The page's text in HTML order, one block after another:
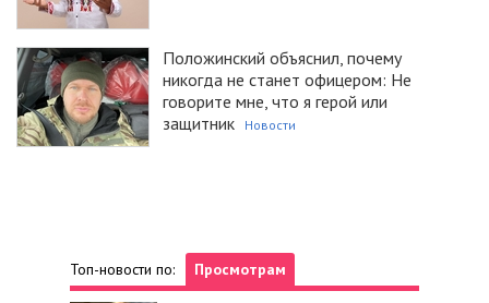
Положинский объяснил, почему
никогда не станет офицером: Не
говорите мне, что я герой или
защитник
Новости
Топ-новости по: Просмотрам